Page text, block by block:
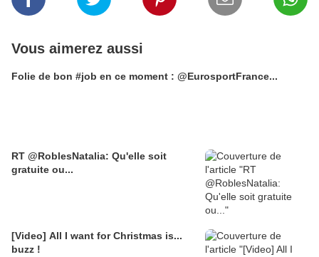
Vous aimerez aussi
Folie de bon #job en ce moment : @EurosportFrance...
RT @RoblesNatalia: Qu'elle soit
gratuite ou...
[Video] All I want for Christmas is...
buzz !